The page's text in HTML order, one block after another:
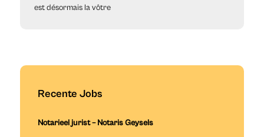
est désormais la vôtre
Recente Jobs
Notarieel jurist – Notaris Geysels